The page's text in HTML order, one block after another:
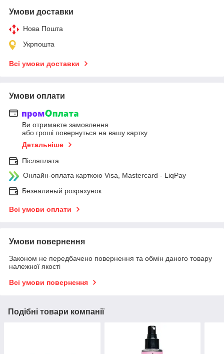
Умови доставки
Нова Пошта
Укрпошта
Всі умови доставки
Умови оплати
Ви отримаєте замовлення
або гроші повернуться на вашу картку
Детальніше
Післяплата
Онлайн-оплата карткою Visa, Mastercard - LiqPay
Безналиный розрахунок
Всі умови оплати
Умови повернення
Законом не передбачено повернення та обмін даного товару
належної якості
Всі умови повернення
Подібні товари компанії